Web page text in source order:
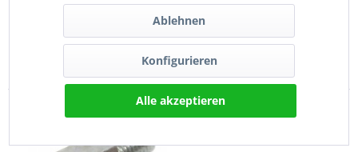
Ablehnen
Konfigurieren
Alle akzeptieren